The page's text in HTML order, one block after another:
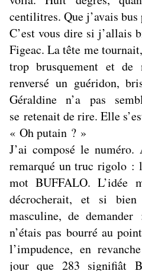
centilitres. Que j’avais
C’est vous dire si j’allais
Figeac. La tête me
trop brusquement et de
renversé un guéridon,
Géraldine n’a pas
se retenait de rire. Elle
« Oh putain ? »
J’ai composé le
remarqué un truc rigolo :
mot BUFFALO. L’idée
décrocherait, et si
masculine, de
n’étais pas bourré au
l’impudence, en
jour que 283 signifiât